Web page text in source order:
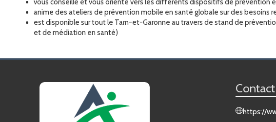
vous conseille et vous oriente vers les différents dispositifs de prévention
anime des ateliers de prévention mobile en santé globale sur des besoins
est disponible sur tout le Tarn-et-Garonne au travers de stand de
et de médiation en santé)
Contact
https://